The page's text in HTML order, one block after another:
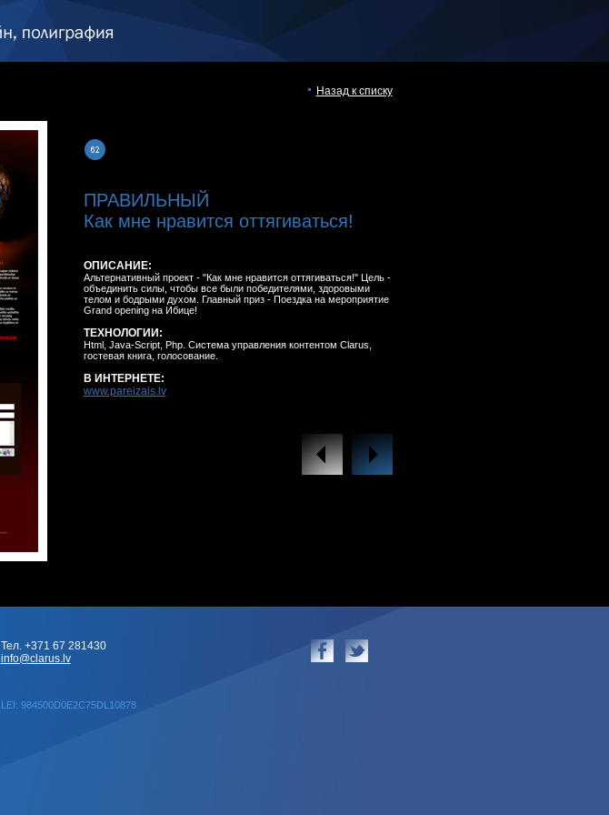
Назад к списку
ПРАВИЛЬНЫЙ
Как мне нравится оттягиваться!
ОПИСАНИЕ:
Альтернативный проект - "Как мне нравится оттягиваться!" Цель -
объединить силы, чтобы все были победителями, здоровыми
телом и бодрыми духом. Главный приз - Поездка на мероприятие
Grand opening на Ибице!
ТЕХНОЛОГИИ:
Html, Java-Script, Php. Система управления контентом Clarus,
гостевая книга, голосование.
В ИНТЕРНЕТЕ:
www.pareizais.lv
LEI: 984500D0E2C75DL10878
Тел. +371 67 281430
info@clarus.lv